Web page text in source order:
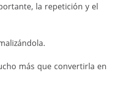
la repetición y el
más que convertirla en